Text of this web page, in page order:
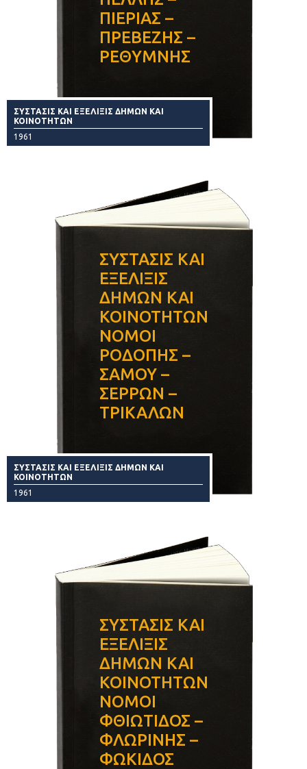
ΣΥΣΤΑΣΙΣ ΚΑΙ ΕΞΕΛΙΞΙΣ ΔΗΜΩΝ ΚΑΙ
ΚΟΙΝΟΤΗΤΩΝ
1961
ΠΙΕΡΙΑΣ –
ΠΡΕΒΕΖΗΣ –
ΡΕΘΥΜΝΗΣ
ΣΥΣΤΑΣΙΣ ΚΑΙ ΕΞΕΛΙΞΙΣ ΔΗΜΩΝ ΚΑΙ
ΚΟΙΝΟΤΗΤΩΝ
1961
ΣΥΣΤΑΣΙΣ ΚΑΙ
ΕΞΕΛΙΞΙΣ
ΔΗΜΩΝ ΚΑΙ
ΚΟΙΝΟΤΗΤΩΝ
ΝΟΜΟΙ
ΡΟΔΟΠΗΣ –
ΣΑΜΟΥ –
ΣΕΡΡΩΝ –
ΤΡΙΚΑΛΩΝ
ΣΥΣΤΑΣΙΣ ΚΑΙ
ΕΞΕΛΙΞΙΣ
ΔΗΜΩΝ ΚΑΙ
ΚΟΙΝΟΤΗΤΩΝ
ΝΟΜΟΙ
ΦΘΙΩΤΙΔΟΣ –
ΦΛΩΡΙΝΗΣ –
ΦΩΚΙΔΟΣ